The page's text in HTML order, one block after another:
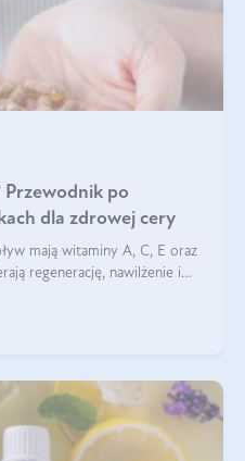
Przewodnik po
dla zdrowej cery
mają witaminy A, C, E oraz
regenerację, nawilżenie i